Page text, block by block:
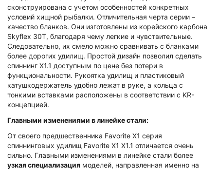
сконструирована с учетом особенностей конкретных
условий хищной рыбалки. Отличительная черта серии –
качество бланков. Они изготовлены из корейского карбона
Skyflex 30T, благодаря чему легкие и чувствительные.
Следовательно, их смело можно сравнивать с бланками
более дорогих удилищ. Простой дизайн позволил сделать
спиннинг Х1.1 доступным по цене без потери в
функциональности. Рукоятка удилищ и пластиковый
катушкодержатель удобно лежат в руке, а кольца с
тонкими вставками расположены в соответствии с KR-
концепцией.
Главными изменениями в линейке стали:
От своего предшественника Favorite X1 серия
спиннинговых удилищ Favorite X1 X1.1 отличается очень
сильно. Главными изменениями в линейке стали более
узкая специализация моделей, направленная именно на